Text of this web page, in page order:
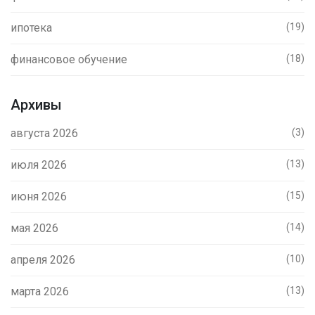
ипотека (19)
финансовое обучение (18)
Архивы
августа 2026 (3)
июля 2026 (13)
июня 2026 (15)
мая 2026 (14)
апреля 2026 (10)
марта 2026 (13)